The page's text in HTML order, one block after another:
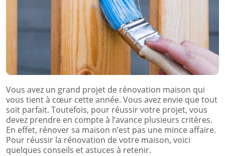
Vous avez un grand projet de rénovation maison qui
vous tient à cœur cette année. Vous avez envie que tout
soit parfait. Toutefois, pour réussir votre projet, vous
devez prendre en compte à l’avance plusieurs critères.
En effet, rénover sa maison n’est pas une mince affaire.
Pour réussir la rénovation de votre maison, voici
quelques conseils et astuces à retenir.